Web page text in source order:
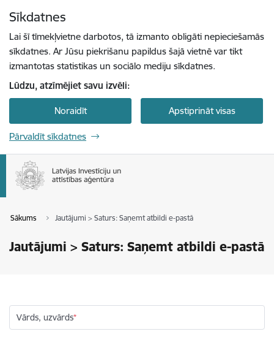
Sīkdatnes
Lai šī tīmekļvietne darbotos, tā izmanto obligāti nepieciešamās
sīkdatnes. Ar Jūsu piekrišanu papildus šajā vietnē var tikt
izmantotas statistikas un sociālo mediju sīkdatnes.
Lūdzu, atzīmējiet savu izvēli:
Noraidīt Apstiprināt visas
Pārvaldīt sīkdatnes
Sākums Jautājumi > Saturs: Saņemt atbildi e-pastā
Jautājumi > Saturs: Saņemt atbildi e-pastā
Vārds, uzvārds